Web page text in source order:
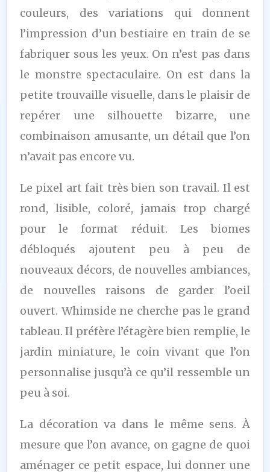
couleurs, des variations qui donnent
l’impression d’un bestiaire en train de se
fabriquer sous les yeux. On n’est pas dans
le monstre spectaculaire. On est dans la
petite trouvaille visuelle, dans le plaisir de
repérer une silhouette bizarre, une
combinaison amusante, un détail que l’on
n’avait pas encore vu.
Le pixel art fait très bien son travail. Il est
rond, lisible, coloré, jamais trop chargé
pour le format réduit. Les biomes
débloqués ajoutent peu à peu de
nouveaux décors, de nouvelles ambiances,
de nouvelles raisons de garder l’oeil
ouvert. Whimside ne cherche pas le grand
tableau. Il préfère l’étagère bien remplie, le
jardin miniature, le coin vivant que l’on
personnalise jusqu’à ce qu’il ressemble un
peu à soi.
La décoration va dans le même sens. À
mesure que l’on avance, on gagne de quoi
aménager ce petit espace, lui donner une